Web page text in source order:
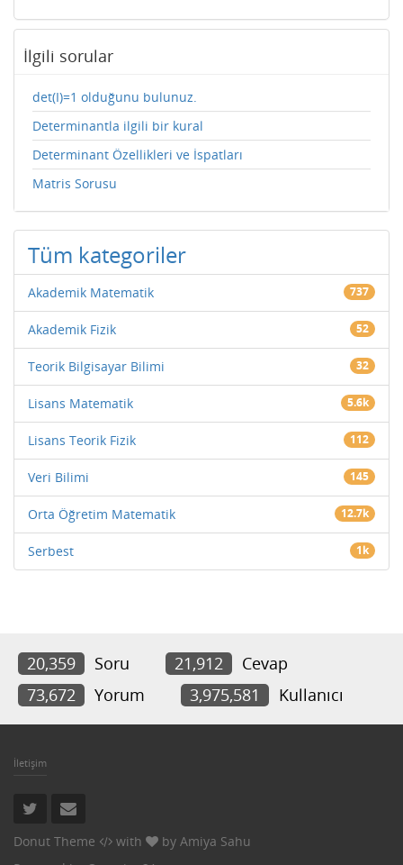
İlgili sorular
det(I)=1 olduğunu bulunuz.
Determinantla ilgili bir kural
Determinant Özellikleri ve İspatları
Matris Sorusu
Tüm kategoriler
Akademik Matematik 737
Akademik Fizik 52
Teorik Bilgisayar Bilimi 32
Lisans Matematik 5.6k
Lisans Teorik Fizik 112
Veri Bilimi 145
Orta Öğretim Matematik 12.7k
Serbest 1k
20,359 Soru 21,912
Cevap
73,672
Yorum 3,975,581 Kullanıcı
İletişim
Donut Theme with by Amiya Sahu